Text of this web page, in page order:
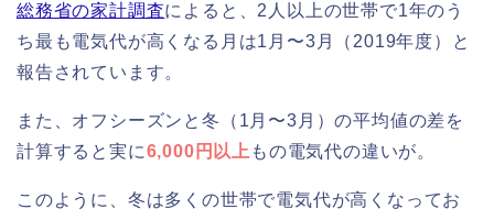
総務省の家計調査によると、2人以上の世帯で1年のう
ち最も電気代が高くなる月は1月〜3月（2019年度）と
報告されています。
また、オフシーズンと冬（1月〜3月）の平均値の差を
計算すると実に6,000円以上 もの電気代の違いが。
このように、冬は多くの世帯で電気代が高くなってお